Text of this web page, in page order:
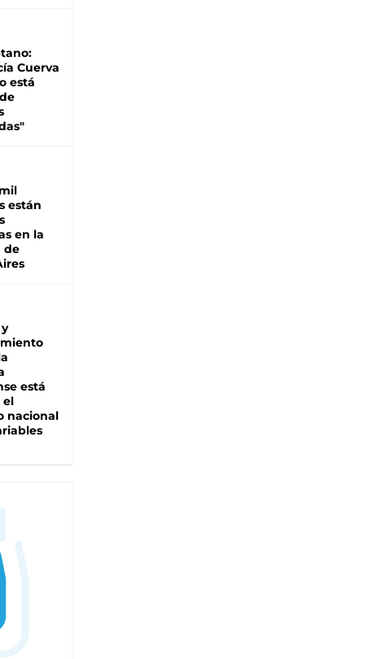
Cuerva
está
están
en la
de
está
el
nacional